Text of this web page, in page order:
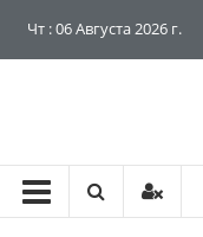
Чт : 06 Августа 2026 г.